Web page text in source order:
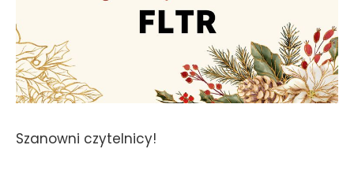
Szanowni czytelnicy!